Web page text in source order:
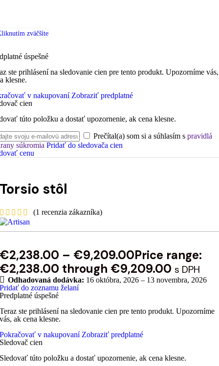
zväčšíte
úspešné
ste prihlásení na sledovanie cien pre tento produkt. Upozorníme
klesne.
v nakupovaní Zobraziť predplatné
cien
túto položku a dostať upozornenie, ak cena klesne.
Prečítal(a) som si a súhlasím s pravidlá
súkromia Pridať do sledovača cien
cenu
Torsio stôl
(1 recenzia zákazníka)
€2,238.00 – €9,209.00Price range:
€2,238.00 through €9,209.00 s DPH
Odhadovaná dodávka: 16 októbra, 2026 – 13 novembra, 2026
Pridať do zoznamu želaní
Predplatné úspešné
Teraz ste prihlásení na sledovanie cien pre tento produkt. Upozorníme
vás, ak cena klesne.
Pokračovať v nakupovaní Zobraziť predplatné
Sledovač cien
Sledovať túto položku a dostať upozornenie, ak cena klesne.